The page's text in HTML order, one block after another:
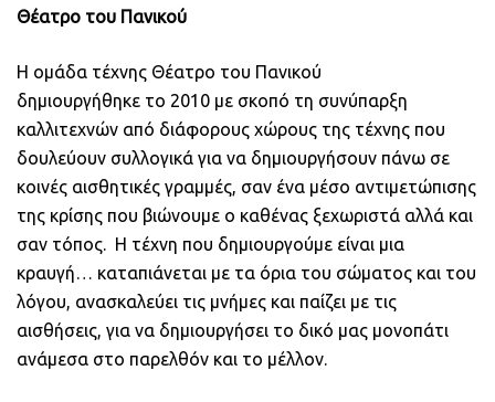
Θέατρο του Πανικού
Η ομάδα τέχνης Θέατρο του Πανικού
δημιουργήθηκε το 2010 με σκοπό τη συνύπαρξη
καλλιτεχνών από διάφορους χώρους της τέχνης που
δουλεύουν συλλογικά για να δημιουργήσουν πάνω σε
κοινές αισθητικές γραμμές, σαν ένα μέσο αντιμετώπισης
της κρίσης που βιώνουμε ο καθένας ξεχωριστά αλλά και
σαν τόπος. Η τέχνη που δημιουργούμε είναι μια
κραυγή… καταπιάνεται με τα όρια του σώματος και του
λόγου, ανασκαλεύει τις μνήμες και παίζει με τις
αισθήσεις, για να δημιουργήσει το δικό μας μονοπάτι
ανάμεσα στο παρελθόν και το μέλλον.